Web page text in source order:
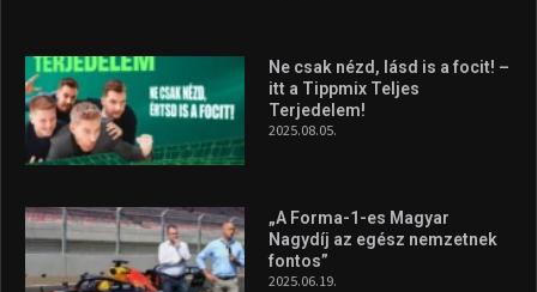
Ne csak nézd, lásd is a focit! –
itt a Tippmix Teljes
Terjedelem!
2025.08.05.
„A Forma-1-es Magyar
Nagydíj az egész nemzetnek
fontos”
2025.06.19.